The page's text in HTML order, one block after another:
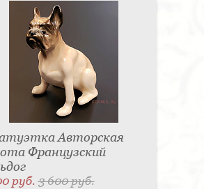
Авторская
Французский
руб.3 600 руб.